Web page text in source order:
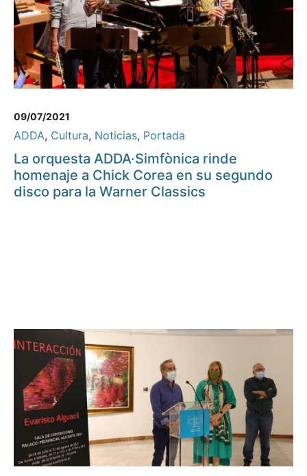
09/07/2021
ADDA, Cultura, Noticias, Portada
La orquesta ADDA·Simfònica rinde
homenaje a Chick Corea en su segundo
disco para la Warner Classics